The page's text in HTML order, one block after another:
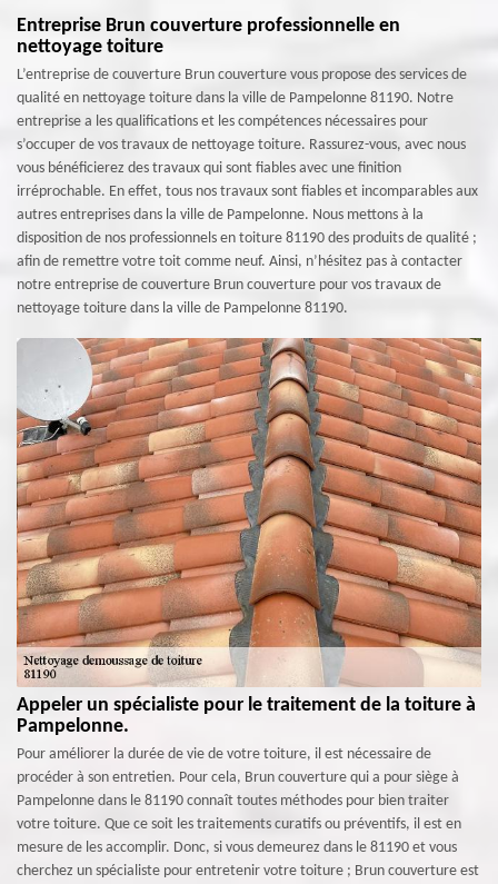
Entreprise Brun couverture professionnelle en
nettoyage toiture
L’entreprise de couverture Brun couverture vous propose des services de
qualité en nettoyage toiture dans la ville de Pampelonne 81190. Notre
entreprise a les qualifications et les compétences nécessaires pour
s’occuper de vos travaux de nettoyage toiture. Rassurez-vous, avec nous
vous bénéficierez des travaux qui sont fiables avec une finition
irréprochable. En effet, tous nos travaux sont fiables et incomparables aux
autres entreprises dans la ville de Pampelonne. Nous mettons à la
disposition de nos professionnels en toiture 81190 des produits de qualité ;
afin de remettre votre toit comme neuf. Ainsi, n’hésitez pas à contacter
notre entreprise de couverture Brun couverture pour vos travaux de
nettoyage toiture dans la ville de Pampelonne 81190.
Appeler un spécialiste pour le traitement de la toiture à
Pampelonne.
Pour améliorer la durée de vie de votre toiture, il est nécessaire de
procéder à son entretien. Pour cela, Brun couverture qui a pour siège à
Pampelonne dans le 81190 connaît toutes méthodes pour bien traiter
votre toiture. Que ce soit les traitements curatifs ou préventifs, il est en
mesure de les accomplir. Donc, si vous demeurez dans le 81190 et vous
cherchez un spécialiste pour entretenir votre toiture ; Brun couverture est